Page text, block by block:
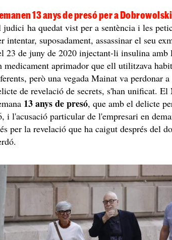
13 anys de presó per a Dobrowolski
judici ha quedat vist per a sentència i les
intentar, suposadament, assassinar el seu
23 de juny de 2020 injectant-li insulina amb
medicament aprimador que ell utilitzava
però una vegada Mainat va perdonar a
de revelació de secrets, s'han unificat.
13 anys de presó, que amb el delicte
i l'acusació particular de l'empresari en
per la revelació que ha caigut després del